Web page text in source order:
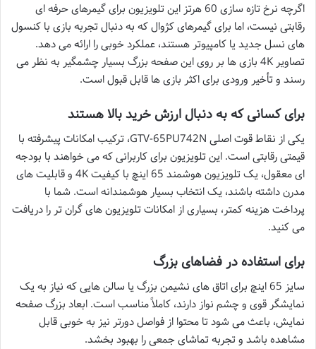
اگرچه نرخ تازه سازی 60 هرتز این تلویزیون برای گیمرهای حرفه ای
رقابتی نیست، اما برای گیمرهای کژوال که به دنبال تجربه بازی با کنسول
های نسل جدید یا کامپیوتر هستند، عملکرد خوبی را ارائه می دهد.
تصاویر 4K بازی ها بر روی این صفحه بزرگ بسیار چشمگیر به نظر می
رسند و تأخیر ورودی برای اکثر بازی ها قابل قبول است.
برای کسانی که به دنبال ارزش خرید بالا هستند
یکی از نقاط قوت اصلی GTV-65PU742N، ترکیب امکانات پیشرفته با
قیمتی رقابتی است. این تلویزیون برای کاربرانی که می خواهند با بودجه
ای معقول، یک تلویزیون هوشمند 65 اینچ با کیفیت 4K و قابلیت های
مدرن داشته باشند، یک انتخاب بسیار هوشمندانه است. شما با
پرداخت هزینه کمتر، بسیاری از امکانات تلویزیون های گران تر را دریافت
می کنید.
برای استفاده در فضاهای بزرگ
سایز 65 اینچ برای اتاق های نشیمن بزرگ یا سالن هایی که نیاز به یک
نمایشگر قوی و چشم نواز دارند، کاملاً مناسب است. ابعاد بزرگ صفحه
نمایش، باعث می شود تا محتوا از فواصل دورتر نیز به خوبی قابل
مشاهده باشد و تجربه تماشای جمعی را بهبود بخشد.